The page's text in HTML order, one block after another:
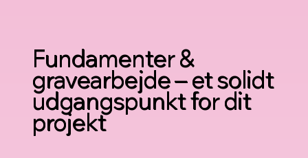
Fundamenter &
gravearbejde – et solidt
udgangspunkt for dit
projekt